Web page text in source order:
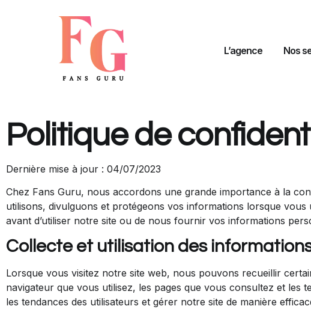
L’agence Nos
Politique de
Dernière mise à jour : 04/07/2023
Chez Fans Guru, nous accordons une grande importance à la
utilisons, divulguons et protégeons vos informations lorsque
avant d’utiliser notre site ou de nous fournir vos informations
Collecte et utilisation des
Lorsque vous visitez notre site web, nous pouvons recueillir
navigateur que vous utilisez, les pages que vous consultez et les
les tendances des utilisateurs et gérer notre site de manière